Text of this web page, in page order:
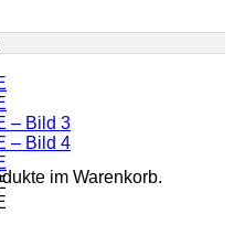
im Warenkorb.